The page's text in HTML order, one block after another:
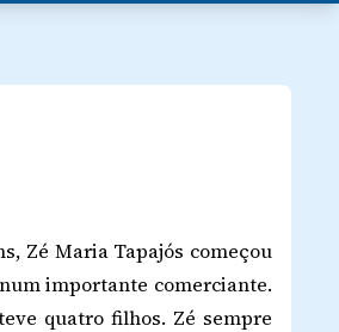
Zé Maria Tapajós começou
importante comerciante.
quatro filhos. Zé sempre